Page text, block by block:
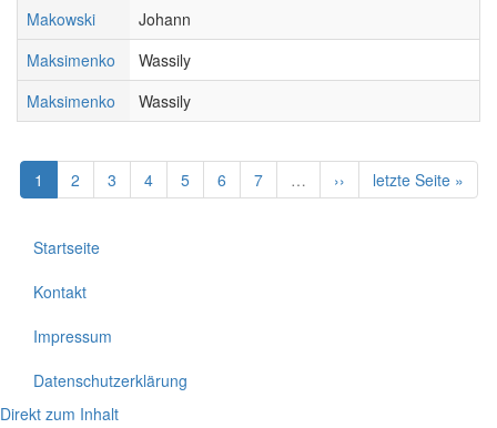
Makowski
Johann
Maksimenko
Wassily
Maksimenko
Wassily
1 2 3 4 5 6 7 … ›› letzte Seite »
Startseite
Kontakt
Impressum
Datenschutzerklärung
Direkt zum Inhalt